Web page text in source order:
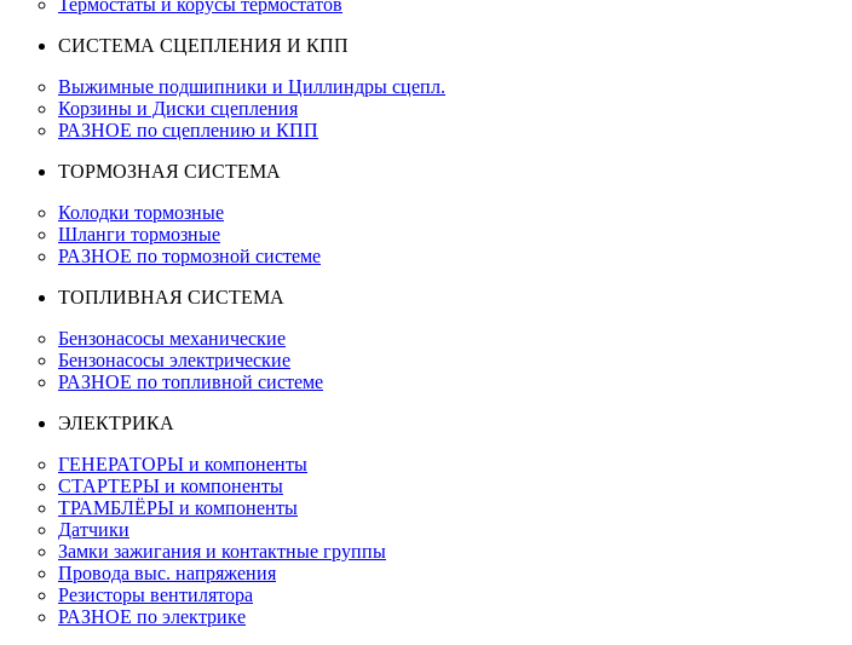
СИСТЕМА СЦЕПЛЕНИЯ И КПП
Выжимные подшипники и Циллиндры сцепл.
Корзины и Диски сцепления
РАЗНОЕ по сцеплению и КПП
ТОРМОЗНАЯ СИСТЕМА
Колодки тормозные
Шланги тормозные
РАЗНОЕ по тормозной системе
ТОПЛИВНАЯ СИСТЕМА
Бензонасосы механические
Бензонасосы электрические
РАЗНОЕ по топливной системе
ЭЛЕКТРИКА
ГЕНЕРАТОРЫ и компоненты
СТАРТЕРЫ и компоненты
ТРАМБЛЁРЫ и компоненты
Датчики
Замки зажигания и контактные группы
Провода выс. напряжения
Резисторы вентилятора
РАЗНОЕ по электрике